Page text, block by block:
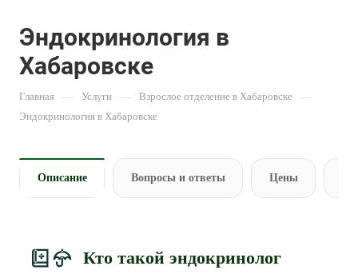
Эндокринология в
Хабаровске
Главная — Услуги — Взрослое отделение в Хабаровске —
Эндокринология в Хабаровске
Описание Вопросы и ответы Цены
Кто такой эндокринолог